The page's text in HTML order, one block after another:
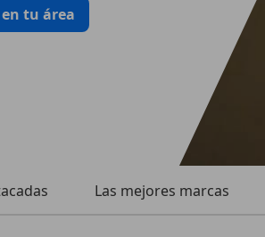
tu área
Las mejores marcas